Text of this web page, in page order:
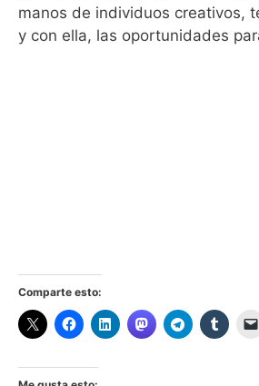
manos de individuos creativos,
y con ella, las oportunidades
Comparte esto: